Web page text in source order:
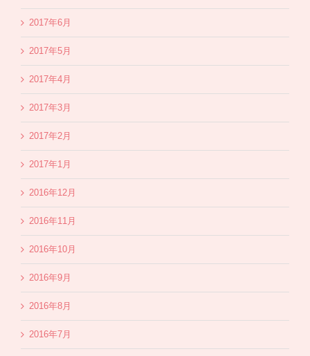
2017年6月
2017年5月
2017年4月
2017年3月
2017年2月
2017年1月
2016年12月
2016年11月
2016年10月
2016年9月
2016年8月
2016年7月